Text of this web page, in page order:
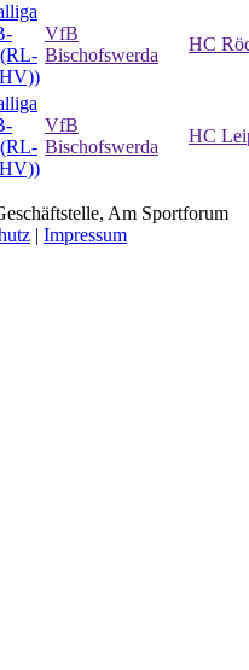
VfB
Bischofswerda
HC
VfB
Bischofswerda
HC
Am Sportforum
| Impressum